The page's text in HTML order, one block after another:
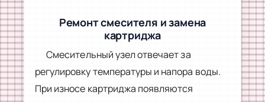
Ремонт смесителя и замена
картриджа
Смесительный узел отвечает за
регулировку температуры и напора воды.
При износе картриджа появляются